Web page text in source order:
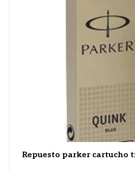
Repuesto parker cartucho